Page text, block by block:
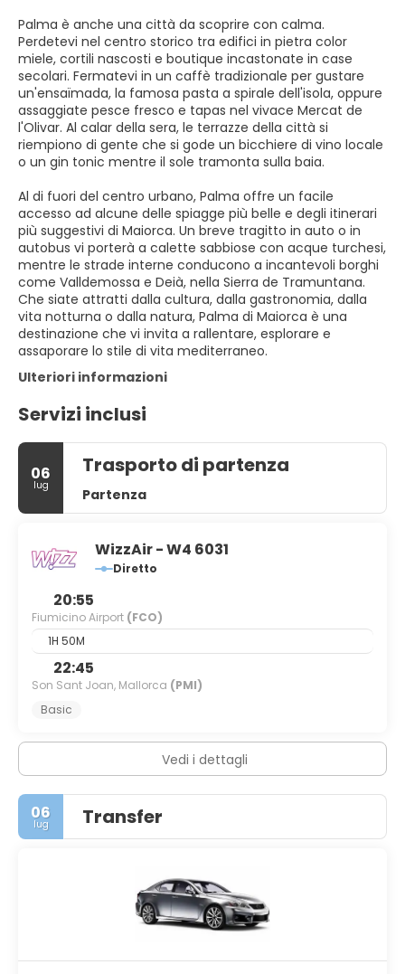
Palma è anche una città da scoprire con calma.
Perdetevi nel centro storico tra edifici in pietra color
miele, cortili nascosti e boutique incastonate in case
secolari. Fermatevi in un caffè tradizionale per gustare
un'ensaïmada, la famosa pasta a spirale dell'isola, oppure
assaggiate pesce fresco e tapas nel vivace Mercat de
l'Olivar. Al calar della sera, le terrazze della città si
riempiono di gente che si gode un bicchiere di vino locale
o un gin tonic mentre il sole tramonta sulla baia.
Al di fuori del centro urbano, Palma offre un facile
accesso ad alcune delle spiagge più belle e degli itinerari
più suggestivi di Maiorca. Un breve tragitto in auto o in
autobus vi porterà a calette sabbiose con acque turchesi,
mentre le strade interne conducono a incantevoli borghi
come Valldemossa e Deià, nella Sierra de Tramuntana.
Che siate attratti dalla cultura, dalla gastronomia, dalla
vita notturna o dalla natura, Palma di Maiorca è una
destinazione che vi invita a rallentare, esplorare e
assaporare lo stile di vita mediterraneo.
Ulteriori informazioni
Servizi inclusi
06
lug
Trasporto di partenza
Partenza
WizzAir - W4 6031
Diretto
20:55
Fiumicino Airport (FCO)
1H 50M
22:45
Son Sant Joan, Mallorca (PMI)
Basic
Vedi i dettagli
06
lug Transfer